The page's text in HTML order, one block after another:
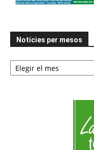
Notícies per mesos
Notícies
per